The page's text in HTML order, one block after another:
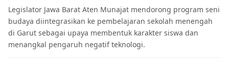
Legislator Jawa Barat Aten Munajat mendorong program seni
budaya diintegrasikan ke pembelajaran sekolah menengah
di Garut sebagai upaya membentuk karakter siswa dan
menangkal pengaruh negatif teknologi.